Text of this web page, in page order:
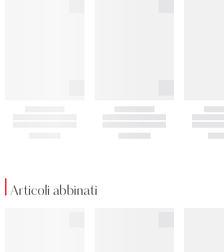
Articoli abbinati